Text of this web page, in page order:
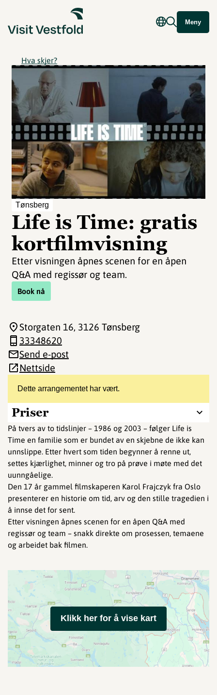
Meny
Hva skjer?
Tønsberg
Life is Time: gratis
kortfilmvisning
Etter visningen åpnes scenen for en åpen
Q&A med regissør og team.
Book nå
Dette arrangementet har vært.
Priser
På tvers av to tidslinjer – 1986 og 2003 – følger Life is
Time en familie som er bundet av en skjebne de ikke kan
unnslippe. Etter hvert som tiden begynner å renne ut,
settes kjærlighet, minner og tro på prøve i møte med det
uunngåelige.
Den 17 år gammel filmskaperen Karol Frajczyk fra Oslo
presenterer en historie om tid, arv og den stille tragedien i
å innse det for sent.
Etter visningen åpnes scenen for en åpen Q&A med
regissør og team – snakk direkte om prosessen, temaene
og arbeidet bak filmen.
Storgaten 16, 3126 Tønsberg
33348620
Send e-post
Nettside
Klikk her for å vise kart